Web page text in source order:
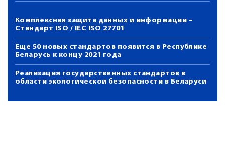
Комплексная защита данных и информации –
Стандарт ISO / IEC ISO 27701
Еще 50 новых стандартов появится в Республике
Беларусь к концу 2021 года
Реализация государственных стандартов в
области экологической безопасности в Беларуси